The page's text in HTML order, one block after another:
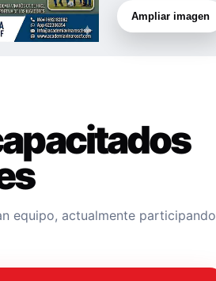
Ampliar imagen
equipo, actualmente participando